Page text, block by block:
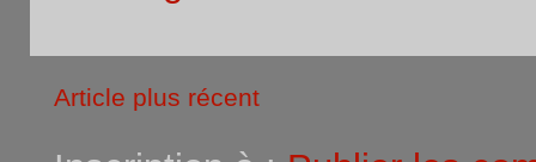
Article plus récent